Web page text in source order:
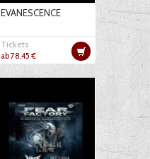
EVANESCENCE
Tickets
ab 78,45 €